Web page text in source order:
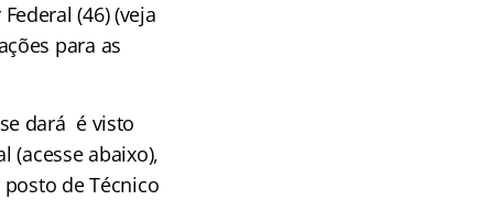
Federal (46)(veja
para as
dará é visto
(acesse abaixo),
de Técnico